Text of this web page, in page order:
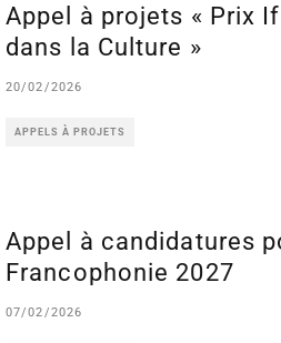
Appel à projets « Prix
dans la Culture »
20/02/2026
APPELS À PROJETS
Appel à candidatures
Francophonie 2027
07/02/2026